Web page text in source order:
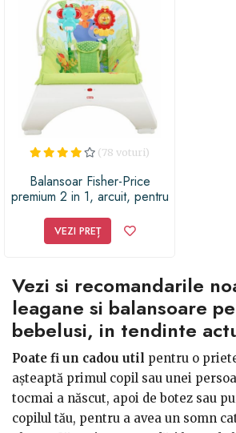
la câteva salopete, care sunt cele
primele luni de viață, șosete,
de pantaloni și bluze simple, modele
și lungă. În câteva luni, toate hainele
cel mic crescând constant în primele
ceea ce privește biberoanele, vesela
meselor, nu te îngrijora, aceste
disponibile, pe lângă magazinele de
orice farmacie, așa că le vei găsi la
- Transportul bebelușului:
bebelușul în siguranță.
de cele pentru dentiție, câteva jucării
jucăria de somn, pentru formarea
somn.
Somnul odihnitor este esențial
că mediul în care cel mic își petrece
timpului în primii ani de viață trebuie
(78 voturi)
Balansoar Fisher-Price
premium 2 in 1, arcuit, pentru
pentru calmare si linistire
Rainforest Friends Comfort
VEZI PREȚ
Vezi si recomandarile
leagane si balansoare
bebelusi, in tendinte
Poate fi un cadou util pentru o
așteaptă primul copil sau unei
tocmai a născut, apoi de botez sau
copilul tău, pentru a avea un somn